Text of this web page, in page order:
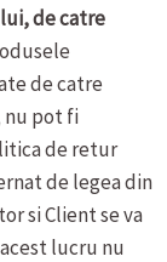
de catre
de catre
nu pot fi
de retur
de legea din
si Client se va
lucru nu